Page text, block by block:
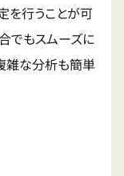
を行うことが可
でもスムーズに
雑な分析も簡単